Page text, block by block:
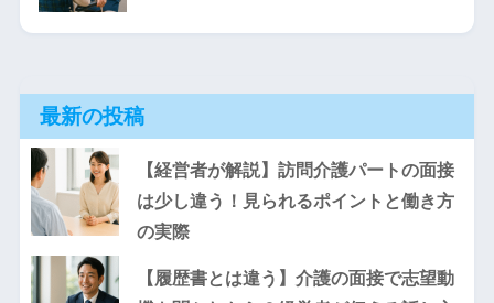
最新の投稿
【経営者が解説】訪問介護パートの面接
は少し違う！見られるポイントと働き方
の実際
【履歴書とは違う】介護の面接で志望動